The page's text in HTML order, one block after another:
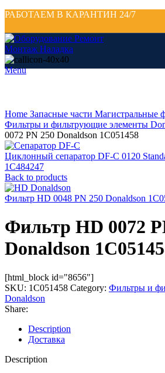
РАБОТАЕМ В КАРАНТИН 24/7
Menu
Home Запасные части Магистральные
Фильтры и фильтрующие элементы
0072 PN 250 Donaldson 1C051458
Циклонный сепаратор DF-C 0120
1C484247
Back to products
Фильтр HD 0048 PN 250 Donaldson
Фильтр HD 0072
Donaldson
[html_block id="8656"]
SKU: 1C051458 Category: Фильтры и
Donaldson
Share:
Description
Доставка
Description